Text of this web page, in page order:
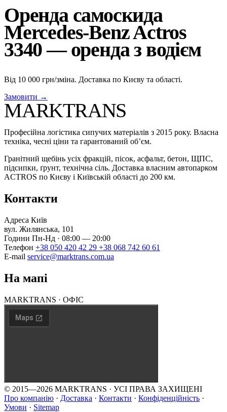
Оренда самоскида
Mercedes-Benz Actros
3340 — оренда з водієм
Від 10 000 грн/зміна. Доставка по Києву та області.
Замовити →
MARKTRANS
Професійна логістика сипучих матеріалів з 2015 року. Власна
техніка, чесні ціни та гарантований об’єм.
Гранітний щебінь усіх фракцій, пісок, асфальт, бетон, ЩПС,
підсипки, ґрунт, технічна сіль. Доставка власним автопарком
ACTROS по Києву і Київській області до 200 км.
Контакти
Адреса Київ
вул. Жилянська, 101
Години Пн-Нд · 08:00 — 20:00
Телефон +38 050 420 42 29 +38 068 742 60 61
E-mail service@marktrans.com.ua
На мапі
MARKTRANS · ОФІС
© 2015—2026 MARKTRANS · УСІ ПРАВА ЗАХИЩЕНІ
Про компанію · Доставка · Контакти · Конфіденційність ·
Умови · Sitemap